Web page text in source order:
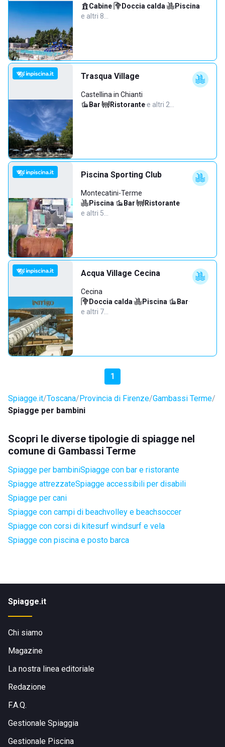
Cabine· Doccia calda· Piscina·
e altri 8…
Trasqua Village
Castellina in Chianti
Bar· Ristorante·e altri 2…
Piscina Sporting Club
Montecatini-Terme
Piscina· Bar· Ristorante·
e altri 5…
Acqua Village Cecina
Cecina
Doccia calda· Piscina· Bar·
e altri 7…
1
Spiagge.it Toscana Provincia di Firenze Gambassi Terme
Spiagge per bambini
Scopri le diverse tipologie di spiagge nel
comune di Gambassi Terme
Spiagge per bambiniSpiagge con bar e ristorante
Spiagge attrezzateSpiagge accessibili per disabili
Spiagge per cani
Spiagge con campi di beachvolley e beachsoccer
Spiagge con corsi di kitesurf windsurf e vela
Spiagge con piscina e posto barca
Spiagge.it
Chi siamo
Magazine
La nostra linea editoriale
Redazione
F.A.Q.
Gestionale Spiaggia
Gestionale Piscina